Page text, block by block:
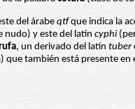
del árabe qtfque indica la
nudo) y este del latín cyphi
, un derivado del latín tuber
que también está presente en